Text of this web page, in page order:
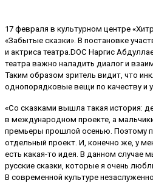
17 февраля в культурном центре
«Забытые сказки». В постановке
и актриса театра.DOC Наргис
театра важно наладить диалог и
Таким образом зритель видит, что
однопорядковые вещи по качеству и
«Со сказками вышла такая история:
в международном проекте, а
премьеры прошлой осенью. Поэтому
отдельный проект. И, конечно же, у
есть какая-то идея. В данном случае
русские сказки, которые я очень
В современной культуре